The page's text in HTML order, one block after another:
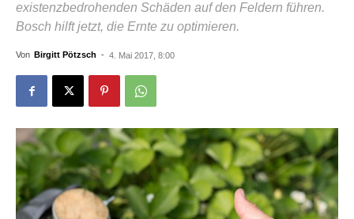
existenzbedrohenden Schäden auf den Feldern führen.
Bosch hilft jetzt, die Ernte zu optimieren.
Von Birgitt Pötzsch - 4. Mai 2017, 8:00